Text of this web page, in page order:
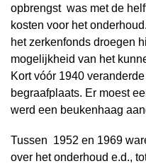
opbrengst was met de
kosten voor het
het zerkenfonds droegen
mogelijkheid van het
Kort vóór 1940
begraafplaats. Er moest
werd een beukenhaag
Tussen 1952 en 1969
over het onderhoud e.d.,